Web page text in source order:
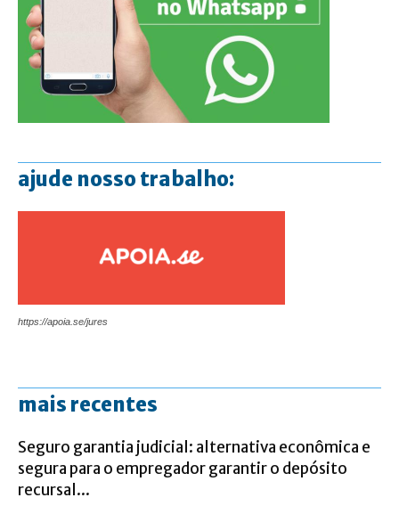
ajude nosso trabalho:
https://apoia.se/jures
mais recentes
Seguro garantia judicial: alternativa econômica e
segura para o empregador garantir o depósito
recursal...